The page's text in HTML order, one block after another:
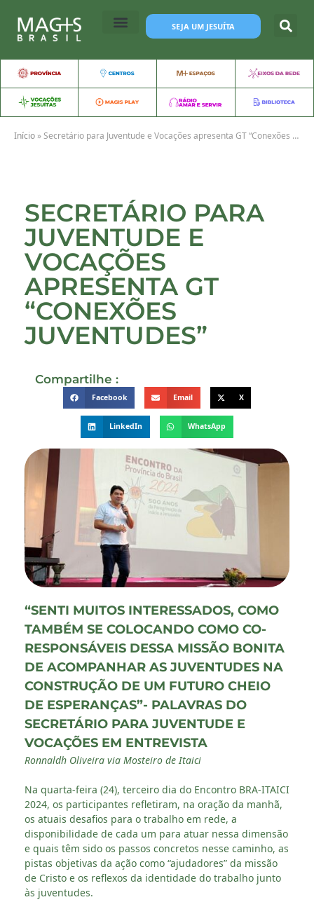
SEJA UM JESUÍTA
Início »Secretário para Juventude e Vocações apresenta GT “Conexões Juventudes”
SECRETÁRIO PARA
JUVENTUDE E
VOCAÇÕES
APRESENTA GT
“CONEXÕES
JUVENTUDES”
Compartilhe :
Facebook Email X
LinkedIn WhatsApp
“SENTI MUITOS INTERESSADOS, COMO
TAMBÉM SE COLOCANDO COMO CO-
RESPONSÁVEIS DESSA MISSÃO BONITA
DE ACOMPANHAR AS JUVENTUDES NA
CONSTRUÇÃO DE UM FUTURO CHEIO
DE ESPERANÇAS”- PALAVRAS DO
SECRETÁRIO PARA JUVENTUDE E
VOCAÇÕES EM ENTREVISTA
Ronnaldh Oliveira via Mosteiro de Itaici
Na quarta-feira (24), terceiro dia do Encontro BRA-ITAICI
2024, os participantes refletiram, na oração da manhã,
os atuais desafios para o trabalho em rede, a
disponibilidade de cada um para atuar nessa dimensão
e quais têm sido os passos concretos nesse caminho, as
pistas objetivas da ação como “ajudadores” da missão
de Cristo e os reflexos da identidade do trabalho junto
às juventudes.